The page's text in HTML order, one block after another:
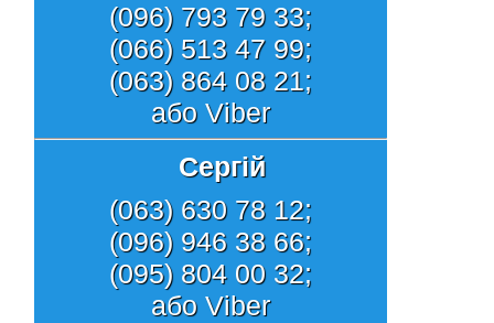
(096) 793 79 33;
(066) 513 47 99;
(063) 864 08 21;
або Viber
Сергій
(063) 630 78 12;
(096) 946 38 66;
(095) 804 00 32;
або Viber